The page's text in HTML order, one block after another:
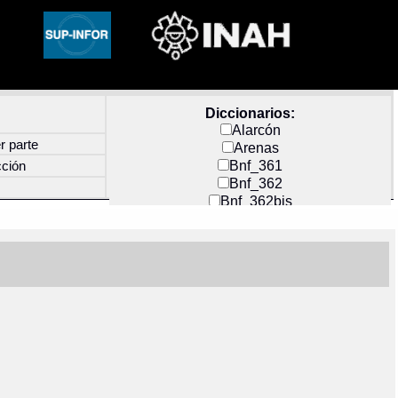
Diccionarios:
Alarcón
Arenas
Bnf_361
Bnf_362
Bnf_362bis
Docs_México
parte